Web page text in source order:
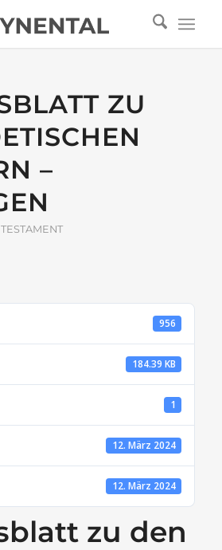
ZU
–
956
184.39 KB
1
12. März 2024
12. März 2024
zu den